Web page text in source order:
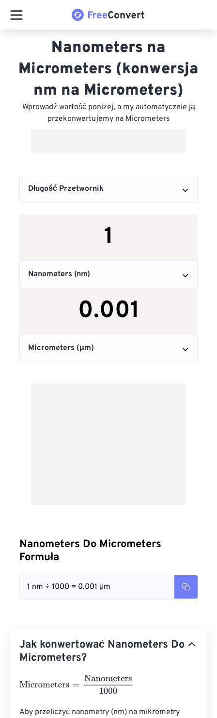
Nanometers na
Micrometers (konwersja
nm na Micrometers)
Wprowadź wartość poniżej, a my automatycznie ją
przekonwertujemy na Micrometers
Nanometers Do Micrometers
Formuła
1 nm ÷ 1000 = 0.001 μm
Jak konwertować Nanometers Do
Micrometers?
Micrometers Nanometers1000
Aby przeliczyć nanometry (nm) na mikrometry